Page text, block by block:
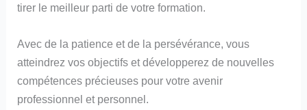
tirer le meilleur parti de votre formation.
Avec de la patience et de la persévérance, vous
atteindrez vos objectifs et développerez de nouvelles
compétences précieuses pour votre avenir
professionnel et personnel.